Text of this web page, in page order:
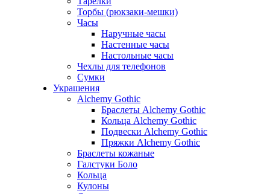
Торбы (рюкзаки-мешки)
Часы
Наручные часы
Настенные часы
Настольные часы
Чехлы для телефонов
Сумки
Украшения
Alchemy Gothic
Браслеты Alchemy Gothic
Кольца Alchemy Gothic
Подвески Alchemy Gothic
Пряжки Alchemy Gothic
Браслеты кожаные
Галстуки Боло
Кольца
Кулоны